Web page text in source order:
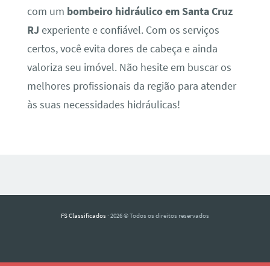
com um bombeiro hidráulico em Santa Cruz
RJ experiente e confiável. Com os serviços
certos, você evita dores de cabeça e ainda
valoriza seu imóvel. Não hesite em buscar os
melhores profissionais da região para atender
às suas necessidades hidráulicas!
FS Classificados · 2026 © Todos os direitos reservados